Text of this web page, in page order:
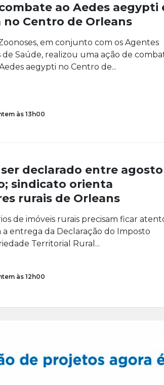
ao Aedes aegypti
no Centro de Orleans
em conjunto com os Agentes
de Saúde, realizou uma ação de
aegypti no Centro de...
às 13h00
ser declarado entre
sindicato orienta
rurais de Orleans
de imóveis rurais precisam ficar
a entrega da Declaração do Imposto
Territorial Rural...
às 12h00